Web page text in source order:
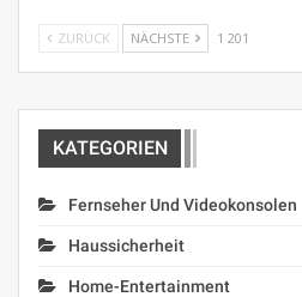
ZURÜCK NÄCHSTE 1 201
KATEGORIEN
Fernseher Und Videokonsolen
Haussicherheit
Home-Entertainment